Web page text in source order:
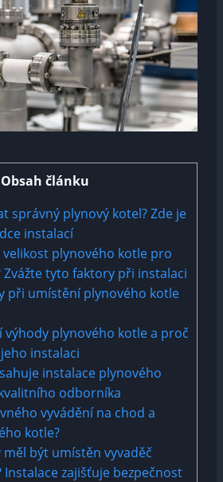
Obsah článku
správný plynový kotel? Zde je
instalací
velikost plynového kotle pro
tyto faktory při instalaci
při umístění plynového kotle
výhody plynového kotle a proč
instalaci
instalace plynového
odborníka
vyvádění na chod a
kotle?
měl být umístěn vyvaděč
zajišťuje bezpečnost